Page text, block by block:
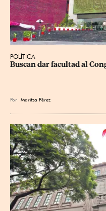
POLÍTICA
Buscan dar facultad al
Por Maritza Pérez